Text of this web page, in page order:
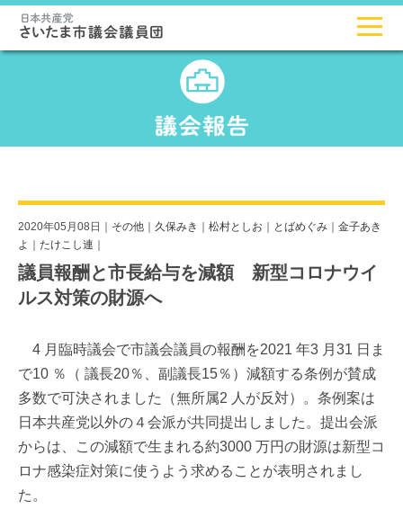
2020年05月08日｜ その他 久保みき 松村としお とばめぐみ
金子あき
よ
たけこし連
議員報酬と市長給与を減額 新型コロナウイ
ルス対策の財源へ
4 月臨時議会で市議会議員の報酬を2021 年3 月31 日ま
で10 ％（ 議長20％、副議長15％）減額する条例が賛成
多数で可決されました（無所属2 人が反対）。条例案は
日本共産党以外の４会派が共同提出しました。提出会派
からは、この減額で生まれる約3000 万円の財源は新型コ
ロナ感染症対策に使うよう求めることが表明されまし
た。